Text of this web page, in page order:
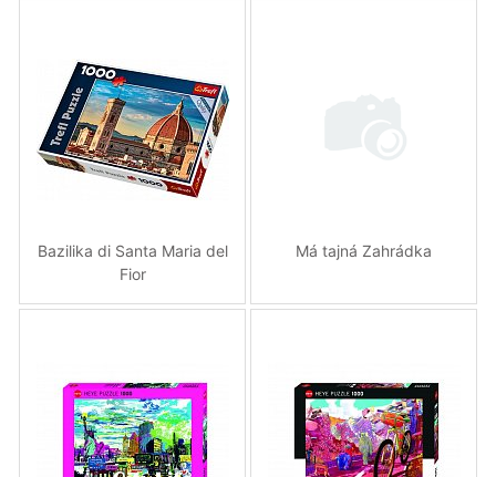
Bazilika di Santa Maria del
Fior
Má tajná Zahrádka